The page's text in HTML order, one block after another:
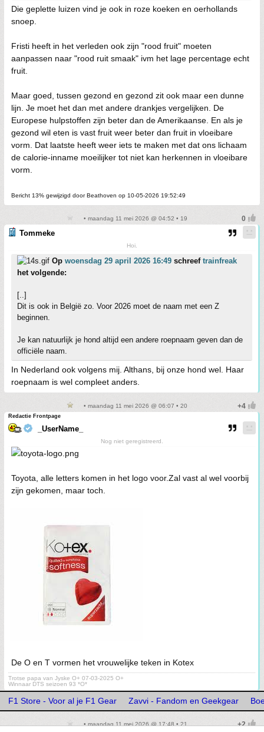
Die geplette luizen vind je ook in roze koeken en oerhollands
snoep.
Fristi heeft in het verleden ook zijn "rood fruit" moeten
aanpassen naar "rood ruit smaak" ivm het lage percentage echt
fruit.
Maar goed, tussen gezond en gezond zit ook maar een dunne
lijn. Je moet het dan met andere drankjes vergelijken. De
Europese hulpstoffen zijn beter dan de Amerikaanse. En als je
gezond wil eten is vast fruit weer beter dan fruit in vloeibare
vorm. Dat laatste heeft weer iets te maken met dat ons lichaam
de calorie-inname moeilijker tot niet kan herkennen in vloeibare
vorm.
Bericht 13% gewijzigd door Beathoven op 10-05-2026 19:52:49
• maandag 11 mei 2026 @ 04:52 • 19
Tommeke
Hoi.
Op woensdag 29 april 2026 16:49 schreef trainfreak
het volgende:
[..]
Dit is ook in België zo. Voor 2026 moet de naam met een Z
beginnen.
Je kan natuurlijk je hond altijd een andere roepnaam geven dan de
officiële naam.
In Nederland ook volgens mij. Althans, bij onze hond wel. Haar
roepnaam is wel compleet anders.
• maandag 11 mei 2026 @ 06:07 • 20
Redactie Frontpage
_UserName_
Nog niet geregistreerd.
Toyota, alle letters komen in het logo voor.Zal vast al wel voorbij
zijn gekomen, maar toch.
De O en T vormen het vrouwelijke teken in Kotex
Trotse papa van Jyske O+ 07-03-2025 O+
Winnaar DTS seizoen 93 *O*
F1 Store - Voor al je F1 Gear Zavvi - Fandom en Geekgear
• maandag 11 mei 2026 @ 17:48 • 21